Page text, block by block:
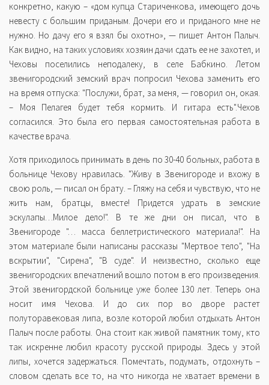
конкретно, какую – «дом купца Стариченкова, имеющего дочь
невесту с большим приданым. Дочери его и приданого мне не
нужно. Но дачу его я взял бы охотно», — пишет Антон Палыч.
Как видно, на таких условиях хозяин дачи сдать ее не захотел, и
Чеховы поселились неподалеку, в селе Бабкино. Летом
звенигородский земский врач попросил Чехова заменить его
на время отпуска: "Послужи, брат, за меня, — говорил он, окая.
– Моя Пелагея будет тебя кормить. И гитара есть".Чехов
согласился. Это была его первая самостоятельная работа в
качестве врача.
Хотя приходилось принимать в день по 30-40 больных, работа в
больнице Чехову нравилась. "Живу в Звенигороде и вхожу в
свою роль, — писал он брату. – Гляжу на себя и чувствую, что не
жить нам, братцы, вместе! Придется удрать в земские
эскулапы…Милое дело!". В те же дни он писал, что в
Звенигороде "… масса беллетристического материала!". На
этом материале были написаны рассказы "Мертвое тело", "На
вскрытии", "Сирена", "В суде". И неизвестно, сколько еще
звенигородских впечатлений вошло потом в его произведения.
Этой звенигордской больнице уже более 130 лет. Теперь она
носит имя Чехова. И до сих пор во дворе растет
полуторавековая липа, возле которой любил отдыхать Антон
Палыч после работы. Она стоит как живой памятник тому, кто
так искренне любил красоту русской природы. Здесь у этой
липы, хочется задержаться. Помечтать, подумать, отдохнуть –
словом сделать все то, на что никогда не хватает времени в